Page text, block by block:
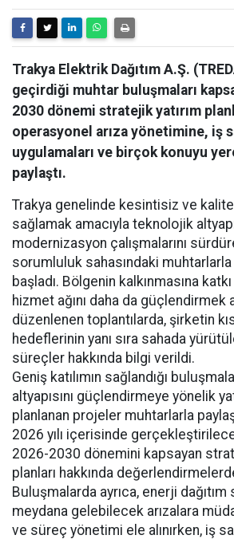
Trakya Elektrik Dağıtım A.Ş.
geçirdiği muhtar buluşmaları
2030 dönemi stratejik yatırım
operasyonel arıza yönetimine, iş
uygulamaları ve birçok konuyu
paylaştı.
Trakya genelinde kesintisiz ve
sağlamak amacıyla teknolojik
modernizasyon çalışmalarını
sorumluluk sahasındaki
başladı. Bölgenin kalkınmasına
hizmet ağını daha da güçlendirmek
düzenlenen toplantılarda, şirketin
hedeflerinin yanı sıra sahada
süreçler hakkında bilgi verildi.
Geniş katılımın sağlandığı
altyapısını güçlendirmeye yönelik
planlanan projeler muhtarlarla
2026 yılı içerisinde
2026-2030 dönemini kapsayan
planları hakkında
Buluşmalarda ayrıca, enerji
meydana gelebilecek arızalara
ve süreç yönetimi ele alınırken, iş